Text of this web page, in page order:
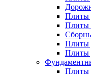
Плиты
Плиты
Плиты
Плиты
Плиты